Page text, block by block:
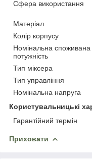
Сфера використання
Матеріал
Колір корпусу
Номінальна споживана
потужність
Тип міксера
Тип управління
Номінальна напруга
Користувальницькі
Гарантійний термін
Приховати